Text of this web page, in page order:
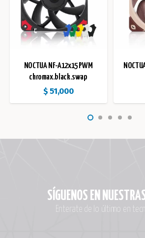
NOCTUA NF-A12x15 PWM
chromax.black.swap
$ 51,000
SÍGUENOS EN
Enterate de lo último en